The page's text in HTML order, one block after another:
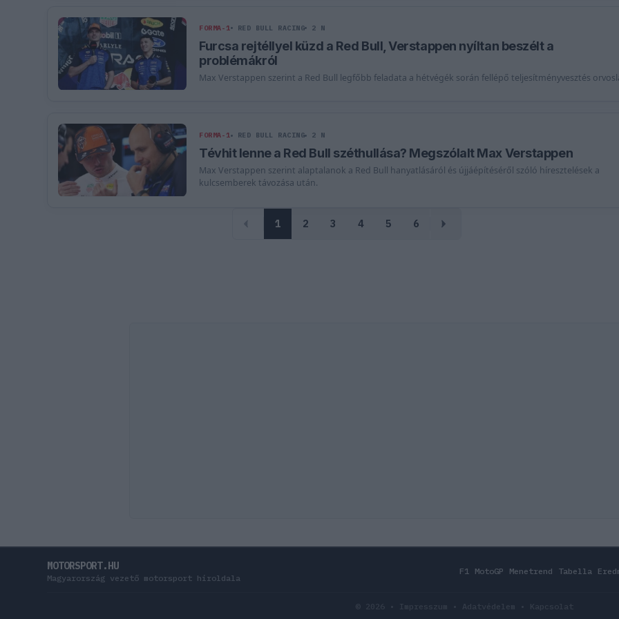
FORMA-1 RED BULL RACING 2 N
Furcsa rejtéllyel küzd a Red Bull, Verstappen nyíltan beszélt a
problémákról
Max Verstappen szerint a Red Bull legfőbb feladata a hétvégék során fellépő teljesítményvesztés
FORMA-1 RED BULL RACING 2 N
Tévhit lenne a Red Bull széthullása? Megszólalt Max Verstappen
Max Verstappen szerint alaptalanok a Red Bull hanyatlásáról és újjáépítéséről szóló híresztelések a
kulcsemberek távozása után.
1 2 3 4 5 6
MOTORSPORT.HU
Magyarország vezető motorsport híroldala
F1 MotoGP Menetrend Tabella